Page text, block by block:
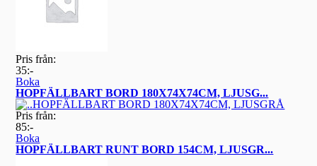
Pris från:
35:-
Boka
HOPFÄLLBART BORD 180X74X74CM, LJUSG...
Pris från:
85:-
Boka
HOPFÄLLBART RUNT BORD 154CM, LJUSGR...